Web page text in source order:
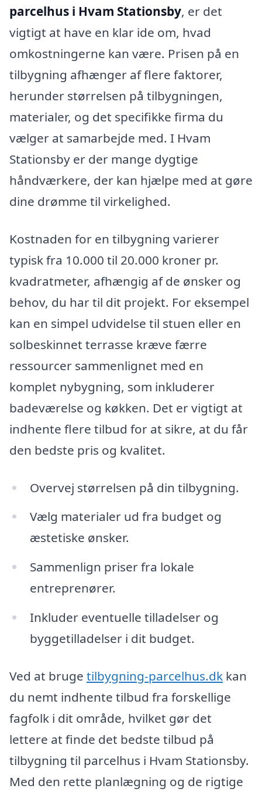
parcelhus i Hvam Stationsby, er det
vigtigt at have en klar ide om, hvad
omkostningerne kan være. Prisen på en
tilbygning afhænger af flere faktorer,
herunder størrelsen på tilbygningen,
materialer, og det specifikke firma du
vælger at samarbejde med. I Hvam
Stationsby er der mange dygtige
håndværkere, der kan hjælpe med at gøre
dine drømme til virkelighed.
Kostnaden for en tilbygning varierer
typisk fra 10.000 til 20.000 kroner pr.
kvadratmeter, afhængig af de ønsker og
behov, du har til dit projekt. For eksempel
kan en simpel udvidelse til stuen eller en
solbeskinnet terrasse kræve færre
ressourcer sammenlignet med en
komplet nybygning, som inkluderer
badeværelse og køkken. Det er vigtigt at
indhente flere tilbud for at sikre, at du får
den bedste pris og kvalitet.
Overvej størrelsen på din tilbygning.
Vælg materialer ud fra budget og
æstetiske ønsker.
Sammenlign priser fra lokale
entreprenører.
Inkluder eventuelle tilladelser og
byggetilladelser i dit budget.
Ved at bruge tilbygning-parcelhus.dk kan
du nemt indhente tilbud fra forskellige
fagfolk i dit område, hvilket gør det
lettere at finde det bedste tilbud på
tilbygning til parcelhus i Hvam Stationsby.
Med den rette planlægning og de rigtige